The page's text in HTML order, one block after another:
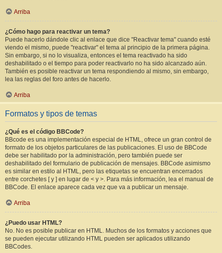
Arriba
¿Cómo hago para reactivar un tema?
Puede hacerlo dándole clic al enlace que dice "Reactivar tema" cuando esté
viendo el mismo, puede "reactivar" el tema al principio de la primera página.
Sin embargo, si no lo visualiza, entonces el tema reactivado ha sido
deshabilitado o el tiempo para poder reactivarlo no ha sido alcanzado aún.
También es posible reactivar un tema respondiendo al mismo, sin embargo,
lea las reglas del foro antes de hacerlo.
Arriba
Formatos y tipos de temas
¿Qué es el código BBCode?
BBcode es una implementación especial de HTML, ofrece un gran control de
formato de los objetos particulares de las publicaciones. El uso de BBCode
debe ser habilitado por la administración, pero también puede ser
deshabilitado del formulario de publicación de mensajes. BBCode asimismo
es similar en estilo al HTML, pero las etiquetas se encuentran encerrados
entre corchetes [ y ] en lugar de < y >. Para más información, lea el manual de
BBCode. El enlace aparece cada vez que va a publicar un mensaje.
Arriba
¿Puedo usar HTML?
No. No es posible publicar en HTML. Muchos de los formatos y acciones que
se pueden ejecutar utilizando HTML pueden ser aplicados utilizando
BBCodes.